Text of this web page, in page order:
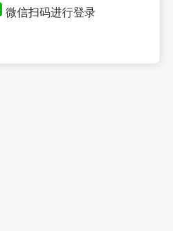
微信扫码进行登录